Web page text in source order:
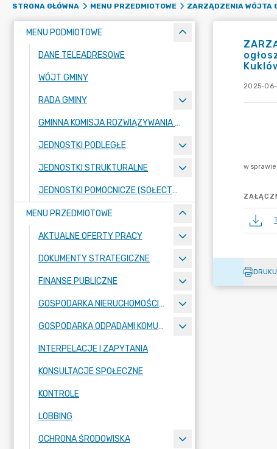
STRONA GŁÓWNA MENU PRZEDMIOTOWE ZARZĄDZENIA WÓJTA
MENU PODMIOTOWE
DANE TELEADRESOWE
WÓJT GMINY
RADA GMINY
GMINNA KOMISJA ROZWIĄZYWANIA PROBLEMÓW ALKOHOLOWYCH
JEDNOSTKI PODLEGŁE
JEDNOSTKI STRUKTURALNE
JEDNOSTKI POMOCNICZE (SOŁECTWA)
MENU PRZEDMIOTOWE
AKTUALNE OFERTY PRACY
DOKUMENTY STRATEGICZNE
FINANSE PUBLICZNE
GOSPODARKA NIERUCHOMOŚCIAMI
GOSPODARKA ODPADAMI KOMUNALNYMI
INTERPELACJE I ZAPYTANIA
KONSULTACJE SPOŁECZNE
KONTROLE
LOBBING
OCHRONA ŚRODOWISKA
2025-06-